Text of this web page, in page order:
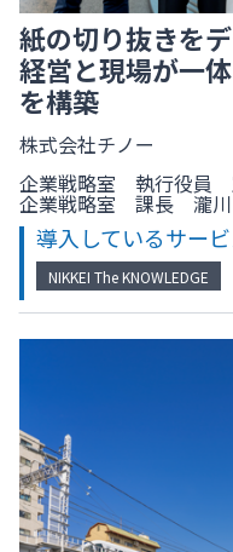
紙の切り抜きを
経営と現場が一
を構築
株式会社チノー
企業戦略室 執行役員
企業戦略室 課長 瀧川
導入しているサー
NIKKEI The KNOWLEDGE